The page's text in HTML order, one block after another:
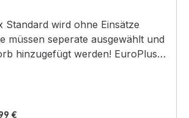
Standard wird ohne Einsätze
müssen seperate ausgewählt und
hinzugefügt werden! EuroPlus
2 Fächer 4,3 x 4,2 x 4,2
€